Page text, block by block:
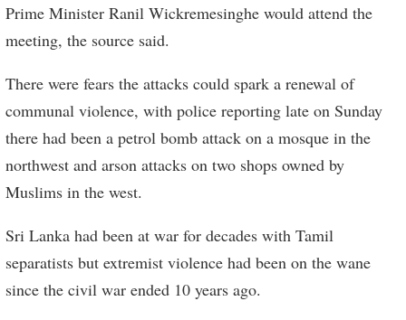
Prime Minister Ranil Wickremesinghe would attend the
meeting, the source said.
There were fears the attacks could spark a renewal of
communal violence, with police reporting late on Sunday
there had been a petrol bomb attack on a mosque in the
northwest and arson attacks on two shops owned by
Muslims in the west.
Sri Lanka had been at war for decades with Tamil
separatists but extremist violence had been on the wane
since the civil war ended 10 years ago.